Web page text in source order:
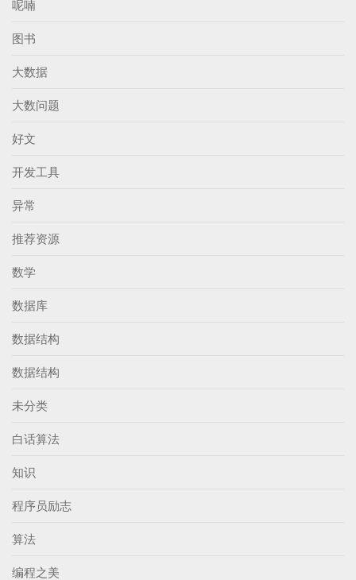
呢喃
图书
大数据
大数问题
好文
开发工具
异常
推荐资源
数学
数据库
数据结构
数据结构
未分类
白话算法
知识
程序员励志
算法
编程之美